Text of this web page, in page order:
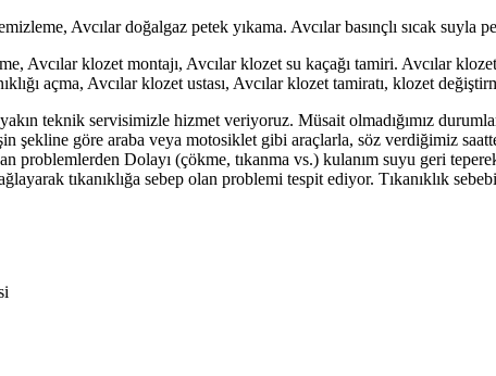
Avcılar doğalgaz petek yıkama. Avcılar basınçlı sıcak
Avcılar klozet montajı, Avcılar klozet su kaçağı tamiri. Avcılar
açma, Avcılar klozet ustası, Avcılar klozet tamiratı, klozet
yakın teknik servisimizle hizmet veriyoruz. Müsait olmadığımız
şekline göre araba veya motosiklet gibi araçlarla, söz verdiğimiz
problemlerden Dolayı (çökme, tıkanma vs.) kulanım suyu geri
tıkanıklığa sebep olan problemi tespit ediyor. Tıkanıklık